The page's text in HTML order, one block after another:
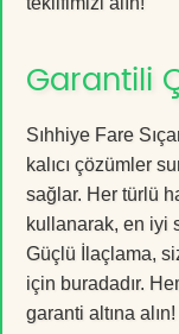
Garantili
Sıhhiye Fare
kalıcı çözümler
sağlar. Her türlü
kullanarak, en iyi
Güçlü İlaçlama,
için buradadır.
garanti altına alın!